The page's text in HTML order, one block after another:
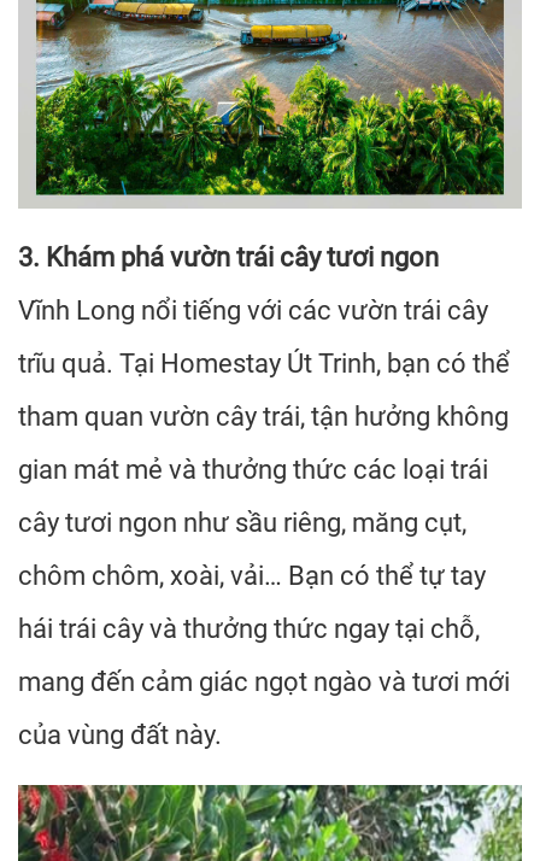
3. Khám phá vườn trái cây tươi ngon
Vĩnh Long nổi tiếng với các vườn trái cây
trĩu quả. Tại Homestay Út Trinh, bạn có thể
tham quan vườn cây trái, tận hưởng không
gian mát mẻ và thưởng thức các loại trái
cây tươi ngon như sầu riêng, măng cụt,
chôm chôm, xoài, vải… Bạn có thể tự tay
hái trái cây và thưởng thức ngay tại chỗ,
mang đến cảm giác ngọt ngào và tươi mới
của vùng đất này.